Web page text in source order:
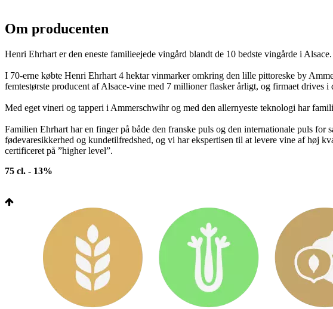
Om producenten
Henri Ehrhart er den eneste familieejede vingård blandt de 10 bedste vingårde i Alsace.
I 70-erne købte Henri Ehrhart 4 hektar vinmarker omkring den lille pittoreske by
femtestørste producent af Alsace-vine med 7 millioner flasker årligt, og firmaet drives
Med eget vineri og tapperi i Ammerschwihr og med den allernyeste teknologi har
Familien Ehrhart har en finger på både den franske puls og den internationale puls
fødevaresikkerhed og kundetilfredshed, og vi har ekspertisen til at levere vine af høj
certificeret på ”higher level”.
75 cl. - 13%